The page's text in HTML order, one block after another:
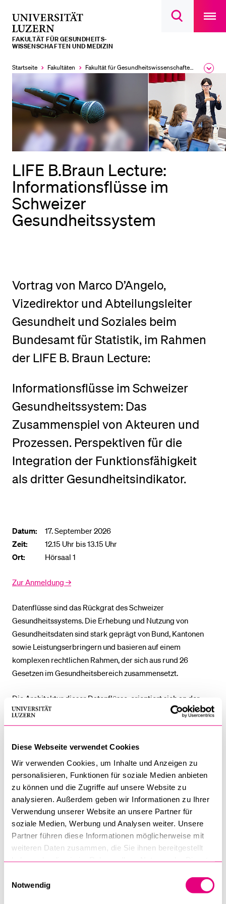
Diese Webseite verwendet Cookies
Wir verwenden Cookies, um Inhalte und Anzeigen zu
personalisieren, Funktionen für soziale Medien anbieten
zu können und die Zugriffe auf unsere Website zu
analysieren. Außerdem geben wir Informationen zu Ihrer
Verwendung unserer Website an unsere Partner für
soziale Medien, Werbung und Analysen weiter. Unsere
Partner führen diese Informationen möglicherweise mit
weiteren Daten zusammen, die Sie ihnen bereitgestellt
Notwendig
Suchdialog
main
FAKULTÄT FÜR GESUNDHEITS­­
WISSENSCHAFTEN UND MEDIZIN
Startseite Fakultäten Fakultät für Gesundheits­­wissenschaften und Medizin
des
LIFE B.Braun Lecture:
Informationsflüsse im
Schweizer
Gesundheitssystem
Vortrag von Marco D’Angelo,
Vizedirektor und Abteilungsleiter
Gesundheit und Soziales beim
Bundesamt für Statistik, im Rahmen
der LIFE B. Braun Lecture:
Informationsflüsse im Schweizer
Gesundheitssystem: Das
Zusammenspiel von Akteuren und
Prozessen. Perspektiven für die
Integration der Funktionsfähigkeit
als dritter Gesundheitsindikator.
Datum:
17. September 2026
Zeit:
12.15 Uhr bis 13.15 Uhr
Ort:
Hörsaal 1
Zur Anmeldung →
Datenflüsse sind das Rückgrat des Schweizer
Gesundheitssystems. Die Erhebung und Nutzung von
Gesundheitsdaten sind stark geprägt von Bund, Kantonen
sowie Leistungserbringern und basieren auf einem
komplexen rechtlichen Rahmen, der sich aus rund 26
Gesetzen im Gesundheitsbereich zusammensetzt.
Die Architektur dieser Datenflüsse, orientiert sich an der
föderalen Organisation der Schweiz. Aus administrativen,
statistischen und versorgungsnahen Prozessen entstehen
stammen – von Spitälern und Arztpraxen über Kostenträger
bis hin zu direkt bei der Bevölkerung erhobenen
Informationen. Vor diesem Hintergrund wird das vom Bund
initiierter Programm DigiSanté als zentraler
Entwicklungspfad zur Förderung der Digitalisierung
eingeordnet. Der Aufbau eines Gesundheits Datenraums
wird dabei als Teil eines umfassenderen Datenökosystems
verstanden.
etwa der Mortalitätsstatistik oder der
LETZTE SUCHEN
Sie haben noch keine Suche getätigt.
DIE UNI FÜR…
Schulklassen und Lehrpersonen
Studien­interessierte
Studierende
Forschende
Alumni
Stellensuchende
Förderer
Medien
Bibliothek
Sportangebot
Menuplan Mensa
Anmeldung und Zulassung